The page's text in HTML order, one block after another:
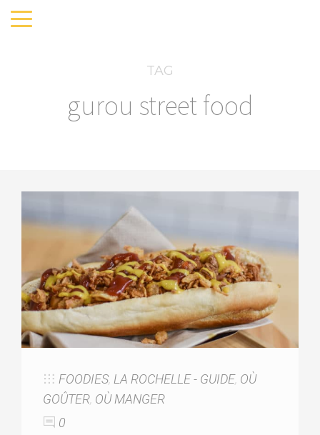
TAG
gurou street food
FOODIES, LA ROCHELLE - GUIDE, OÙ
GOÛTER, OÙ MANGER
0